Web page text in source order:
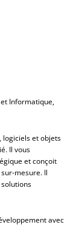
Informatique,
logiciels et objets
Il vous
et conçoit
mesure. Il
avec